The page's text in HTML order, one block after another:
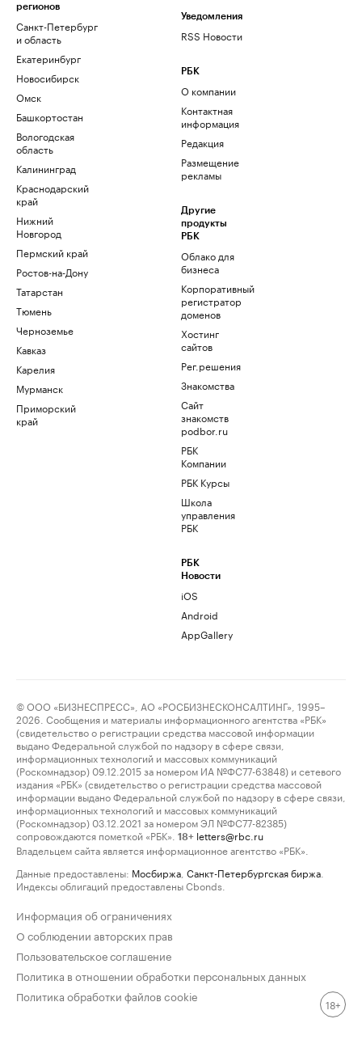
регионов
Санкт-Петербург
и область
Екатеринбург
Новосибирск
Омск
Башкортостан
Вологодская
область
Калининград
Краснодарский
край
Нижний
Новгород
Пермский край
Ростов-на-Дону
Татарстан
Тюмень
Черноземье
Кавказ
Карелия
Мурманск
Приморский
край
Уведомления
RSS Новости
РБК
О компании
Контактная
информация
Редакция
Размещение
рекламы
Другие
продукты
РБК
Облако для
бизнеса
Корпоративный
регистратор
доменов
Хостинг
сайтов
Рег.решения
Знакомства
Сайт
знакомств
podbor.ru
РБК
Компании
РБК Курсы
Школа
управления
РБК
РБК
Новости
iOS
Android
AppGallery
© ООО «БИЗНЕСПРЕСС», АО «РОСБИЗНЕСКОНСАЛТИНГ», 1995–
2026. Сообщения и материалы информационного агентства «РБК»
(свидетельство о регистрации средства массовой информации
выдано Федеральной службой по надзору в сфере связи,
информационных технологий и массовых коммуникаций
(Роскомнадзор) 09.12.2015 за номером ИА №ФС77-63848) и сетевого
издания «РБК» (свидетельство о регистрации средства массовой
информации выдано Федеральной службой по надзору в сфере связи,
информационных технологий и массовых коммуникаций
(Роскомнадзор) 03.12.2021 за номером ЭЛ №ФС77-82385)
сопровождаются пометкой «РБК».
18+ letters@rbc.ru
Владельцем сайта является информационное агентство «РБК».
Данные предоставлены: Мосбиржа Санкт-Петербургская биржа
Индексы облигаций предоставлены Cbonds.
Информация об ограничениях
О соблюдении авторских прав
Пользовательское соглашение
Политика в отношении обработки персональных данных
Политика обработки файлов cookie
18+